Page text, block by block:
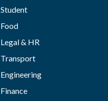
Student
Food
Legal & HR
Transport
Engineering
Finance